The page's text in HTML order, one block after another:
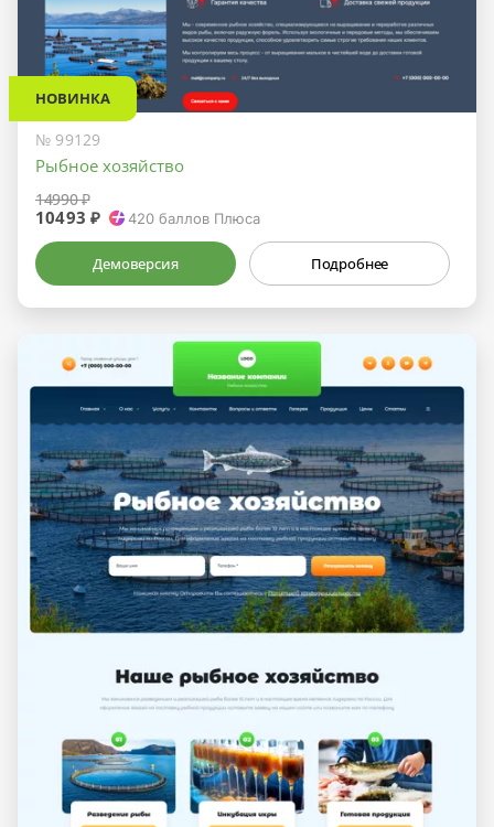
НОВИНКА
№ 99129
Рыбное хозяйство
14990 ₽
10493 ₽ 420 баллов Плюса
Демоверсия Подробнее